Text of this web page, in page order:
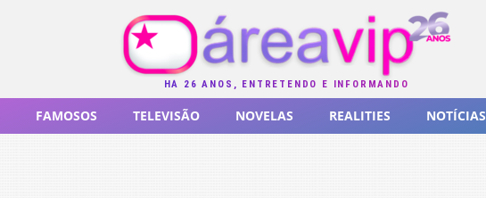
HÁ 26 ANOS, ENTRETENDO E INFORMANDO
FAMOSOS TELEVISÃO NOVELAS REALITIES NOTÍCIAS